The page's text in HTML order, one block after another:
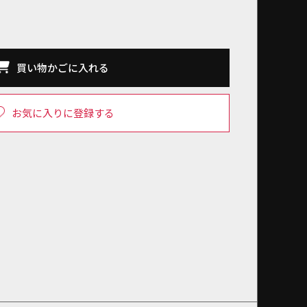
買い物かごに入れる
お気に入りに登録する